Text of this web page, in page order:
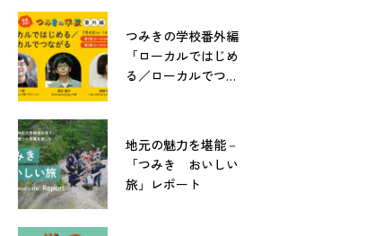
つみきの学校番外編
「ローカルではじめ
る／ローカルでつな
地元の魅力を堪能－
「つみき おいしい
旅」レポート